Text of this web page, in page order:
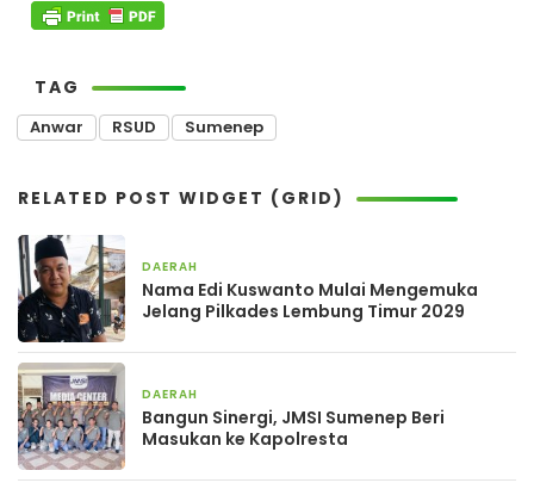
TAG
Anwar RSUD Sumenep
RELATED POST WIDGET (GRID)
DAERAH
Nama Edi Kuswanto Mulai Mengemuka
Jelang Pilkades Lembung Timur 2029
DAERAH
Bangun Sinergi, JMSI Sumenep Beri
Masukan ke Kapolresta